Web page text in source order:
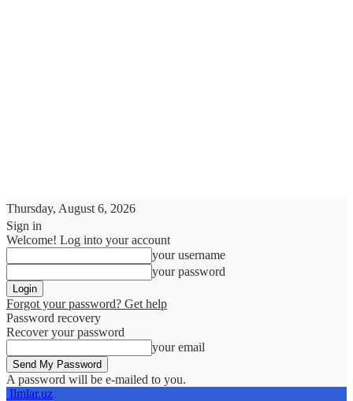
Thursday, August 6, 2026
Sign in
Welcome! Log into your account
your username
your password
Forgot your password? Get help
Password recovery
Recover your password
your email
A password will be e-mailed to you.
Ilmlar.uz